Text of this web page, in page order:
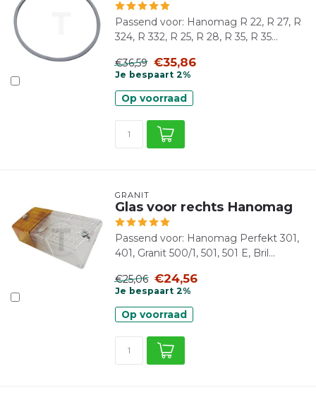
Passend voor: Hanomag R 22, R 27, R
324, R 332, R 25, R 28, R 35, R 35...
€36,59 €35,86
Je bespaart 2%
Op voorraad
GRANIT
Glas voor rechts Hanomag
Passend voor: Hanomag Perfekt 301,
401, Granit 500/1, 501, 501 E, Bril...
€25,06 €24,56
Je bespaart 2%
Op voorraad